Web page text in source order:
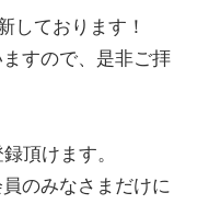
しております！
すので、是非ご拝
頂けます。
のみなさまだけに